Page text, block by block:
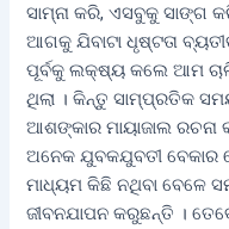
ସାମ୍ନା କରି, ଏସବୁକୁ ସାଙ୍ଗ
ଆଗକୁ ଯିବାଟା ଧୃଷ୍ଟତା
ପୂର୍ବକୁ ଲକ୍ଷ୍ୟ କଲେ ଆମ
ଥିଲା । କିନ୍ତୁ ସାମ୍ପ୍ରତିକ
ଆଶଙ୍କାର ମାୟାଜାଲ
ଅନେକ ଯୁବକଯୁବତୀ ବେକାର
ମାଧ୍ୟମ କିଛି ନଥିବା ବେଳେ
ଜୀବନଯାପନ କରୁଛନ୍ତି ।